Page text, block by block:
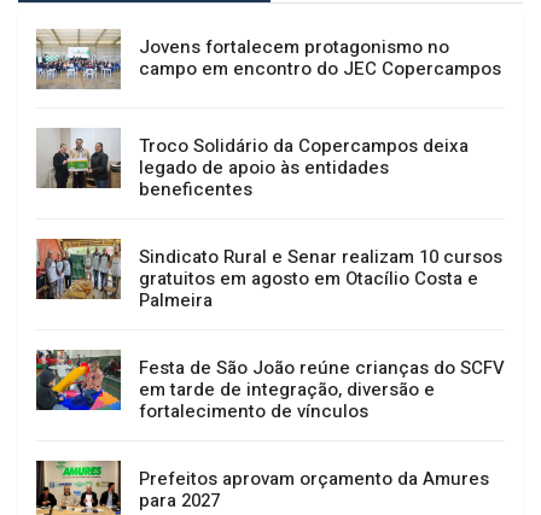
Jovens fortalecem protagonismo no
campo em encontro do JEC Copercampos
Troco Solidário da Copercampos deixa
legado de apoio às entidades
beneficentes
Sindicato Rural e Senar realizam 10 cursos
gratuitos em agosto em Otacílio Costa e
Palmeira
Festa de São João reúne crianças do SCFV
em tarde de integração, diversão e
fortalecimento de vínculos
Prefeitos aprovam orçamento da Amures
para 2027